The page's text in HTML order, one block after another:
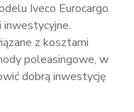
Iveco Eurocargo
inwestycyjne.
z kosztami
poleasingowe, w
dobrą inwestycję